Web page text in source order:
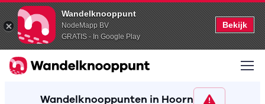
Wandelknooppunt
NodeMapp BV
GRATIS - In Google Play
Bekijk
Wandelknooppunten in Hoorn